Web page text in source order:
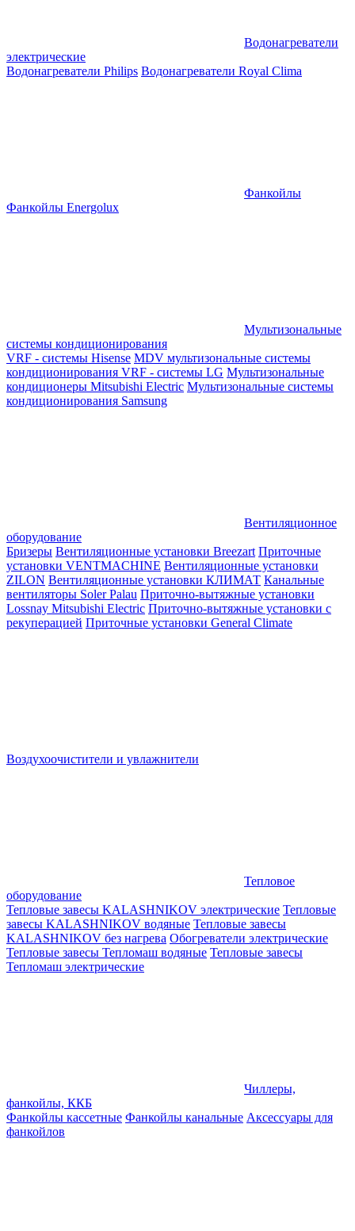
Водонагреватели
электрические
Водонагреватели Philips Водонагреватели Royal Clima
Фанкойлы
Фанкойлы Energolux
Мультизональные
системы кондиционирования
VRF - системы Hisense MDV мультизональные системы
кондиционирования VRF - системы LG Мультизональные
кондиционеры Mitsubishi Electric Мультизональные системы
кондиционирования Samsung
Вентиляционное
оборудование
Бризеры Вентиляционные установки Breezart Приточные
установки VENTMACHINE Вентиляционные установки
ZILON Вентиляционные установки КЛИМАТ Канальные
вентиляторы Soler Palau Приточно-вытяжные установки
Lossnay Mitsubishi Electric Приточно-вытяжные установки с
рекуперацией Приточные установки General Climate
Воздухоочистители и увлажнители
Тепловое
оборудование
Тепловые завесы KALASHNIKOV электрические Тепловые
завесы KALASHNIKOV водяные Тепловые завесы
KALASHNIKOV без нагрева Обогреватели электрические
Тепловые завесы Тепломаш водяные Тепловые завесы
Тепломаш электрические
Чиллеры,
фанкойлы, ККБ
Фанкойлы кассетные Фанкойлы канальные Аксессуары для
фанкойлов